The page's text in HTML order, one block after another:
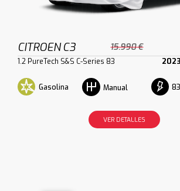
CITROEN C3 15.990 €
1.2 PureTech S&S C-Series 83 2023
Gasolina Manual
VER DETALLES